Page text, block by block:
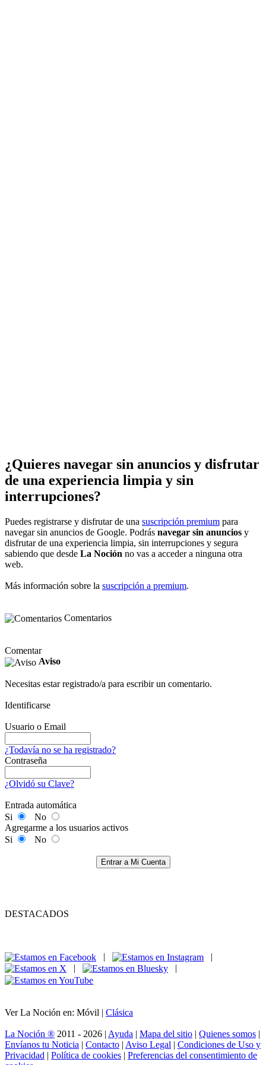
¿Quieres navegar sin anuncios y disfrutar
de una experiencia limpia y sin
interrupciones?
Puedes registrarse y disfrutar de una suscripción premium para
navegar sin anuncios de Google. Podrás navegar sin anuncios y
disfrutar de una experiencia limpia, sin interrupciones y segura
sabiendo que desde La Noción no vas a acceder a ninguna otra
web.
Más información sobre la suscripción a premium.
Comentarios
Comentar
Aviso
Necesitas estar registrado/a para escribir un comentario.
Identificarse
Usuario o Email
¿Todavía no se ha registrado?
Contraseña
¿Olvidó su Clave?
Entrada automática
Si
No
Agregarme a los usuarios activos
Si
No
Entrar a Mi Cuenta
DESTACADOS
|
|
|
|
Ver La Noción en: Móvil | Clásica
La Noción ® 2011 - 2026 | Ayuda | Mapa del sitio | Quienes somos |
Envíanos tu Noticia | Contacto | Aviso Legal | Condiciones de Uso y
Privacidad | Política de cookies | Preferencias del consentimiento de